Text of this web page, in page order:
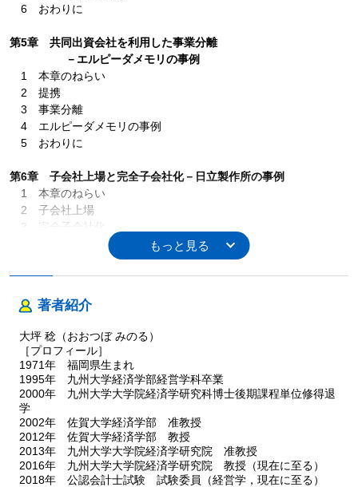
6 おわりに
第5章 共同出資会社を利用した事業分離
－エルピーダメモリの事例
1 本章のねらい
2 提携
3 事業分離
4 エルピーダメモリの事例
5 おわりに
第6章 子会社上場と完全子会社化－日立製作所の事例
1 本章のねらい
2 子会社上場
3 完全子会社化
4 日立製作所の事例
1 本章のねらい
3 日本企業における人件費の削減
4 三洋電機の事例
5 おわりに
第8章 経営改革の評価と展望
著者紹介
大坪 稔（おおつぼ みのる）
［プロフィール］
1971年 福岡県生まれ
1995年 九州大学経済学部経営学科卒業
2000年 九州大学大学院経済学研究科博士後期課程単位修得退
学
2002年 佐賀大学経済学部 准教授
2012年 佐賀大学経済学部 教授
2013年 九州大学大学院経済学研究院 准教授
2016年 九州大学大学院経済学研究院 教授（現在に至る）
2018年 公認会計士試験 試験委員（経営学，現在に至る）